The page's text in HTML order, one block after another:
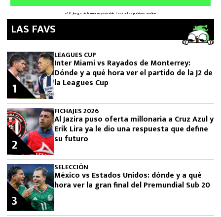
LAS FAVS
LEAGUES CUP
Inter Miami vs Rayados de Monterrey:
Dónde y a qué hora ver el partido de la J2 de
la Leagues Cup
1
FICHAJES 2026
Al Jazira puso oferta millonaria a Cruz Azul y
Erik Lira ya le dio una respuesta que define
su futuro
2
SELECCIÓN
México vs Estados Unidos: dónde y a qué
hora ver la gran final del Premundial Sub 20
3